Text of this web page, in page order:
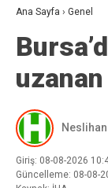
Ana Sayfa › Genel
uzanan
Giriş: 08-08-2026
Güncelleme: 08-08-